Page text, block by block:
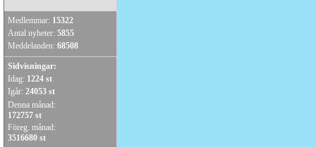
Medlemmar: 15322
Antal nyheter: 5855
Meddelanden: 68508
Sidvisningar:
Idag: 1224 st
Igår: 24053 st
Denna månad:
172757 st
Föreg. månad:
3516680 st